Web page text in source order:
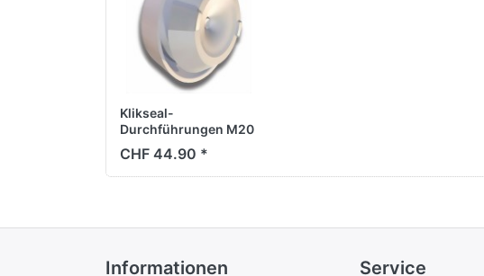
Klikseal-
Durchführungen M20
D=4-11mm
CHF 44.90 *
Informationen Service